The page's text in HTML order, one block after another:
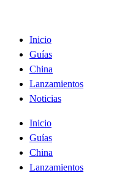
Inicio
Guías
China
Lanzamientos
Noticias
Inicio
Guías
China
Lanzamientos